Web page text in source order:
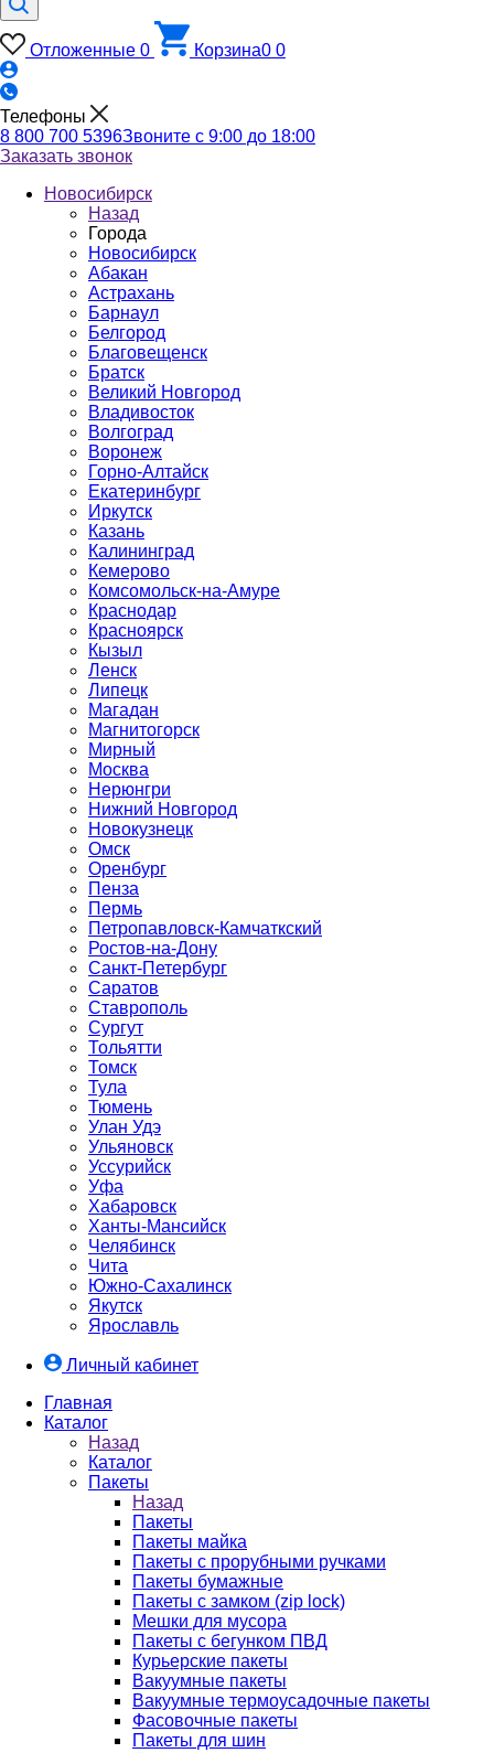
Отложенные 0 Корзина0 0
Телефоны
8 800 700 5396Звоните с 9:00 до 18:00
Заказать звонок
Новосибирск
Назад
Города
Новосибирск
Абакан
Астрахань
Барнаул
Белгород
Благовещенск
Братск
Великий Новгород
Владивосток
Волгоград
Воронеж
Горно-Алтайск
Екатеринбург
Иркутск
Казань
Калининград
Кемерово
Комсомольск-на-Амуре
Краснодар
Красноярск
Кызыл
Ленск
Липецк
Магадан
Магнитогорск
Мирный
Москва
Нерюнгри
Нижний Новгород
Новокузнецк
Омск
Оренбург
Пенза
Пермь
Петропавловск-Камчаткский
Ростов-на-Дону
Санкт-Петербург
Саратов
Ставрополь
Сургут
Тольятти
Томск
Тула
Тюмень
Улан Удэ
Ульяновск
Уссурийск
Уфа
Хабаровск
Ханты-Мансийск
Челябинск
Чита
Южно-Cахалинск
Якутск
Ярославль
Личный кабинет
Главная
Каталог
Назад
Каталог
Пакеты
Назад
Пакеты
Пакеты майка
Пакеты с прорубными ручками
Пакеты бумажные
Пакеты с замком (zip lock)
Мешки для мусора
Пакеты с бегунком ПВД
Курьерские пакеты
Вакуумные пакеты
Вакуумные термоусадочные пакеты
Фасовочные пакеты
Пакеты для шин